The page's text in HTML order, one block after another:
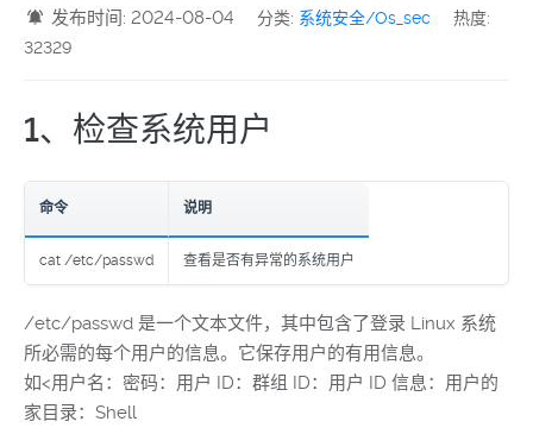
发布时间: 2024-08-04 分类: 系统安全/Os_sec
热度:
32329
1、检查系统用户
命令 说明
cat /etc/passwd 查看是否有异常的系统用户
/etc/passwd 是一个文本文件，其中包含了登录 Linux 系统
所必需的每个用户的信息。它保存用户的有用信息。
如<用户名：密码：用户 ID：群组 ID：用户 ID 信息：用户的
家目录：Shell